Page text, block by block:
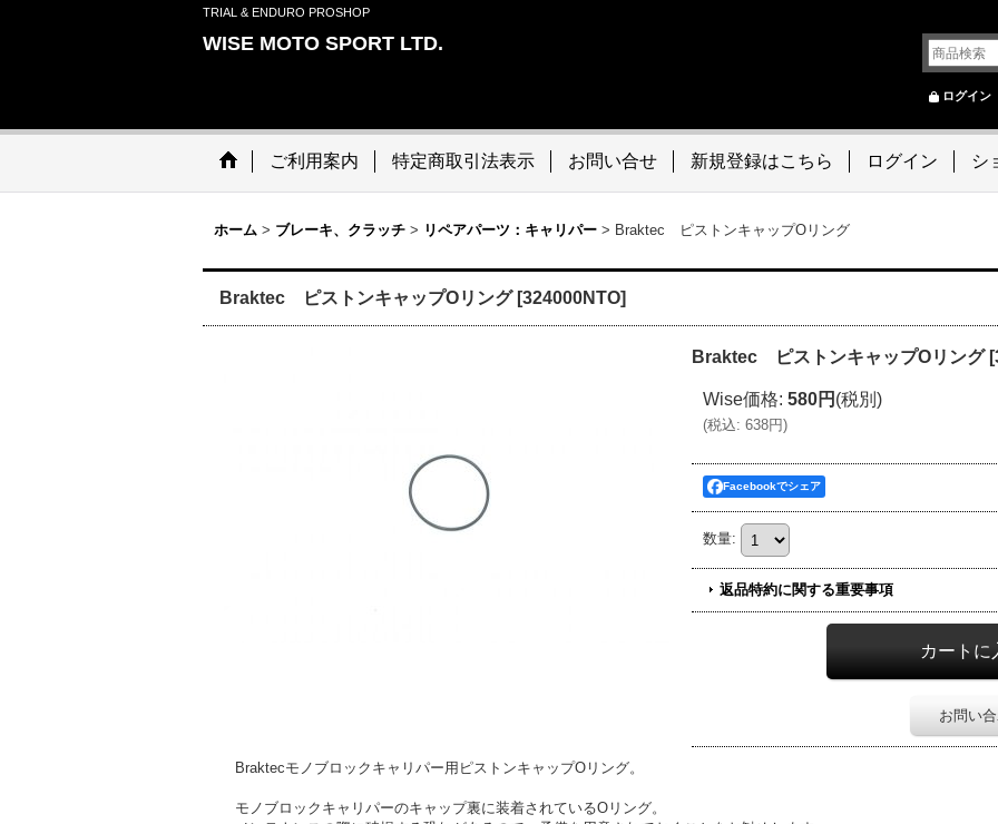
TRIAL & ENDURO PROSHOP
WISE MOTO SPORT LTD.
ログイン
ご利用案内 特定商取引法表示 お問い合せ 新規登録はこちら ログイン シ
ホーム > ブレーキ、クラッチ > リペアパーツ：キャリパー > Braktec ピストンキャップOリング
Braktec ピストンキャップOリング [324000NTO]
Braktec ピストンキャップOリング [
Wise価格: 580円 (税別)
(税込: 638円)
Facebookでシェア
数量:
返品特約に関する重要事項
お問い
Braktecモノブロックキャリパー用ピストンキャップOリング。
モノブロックキャリパーのキャップ裏に装着されているOリング。